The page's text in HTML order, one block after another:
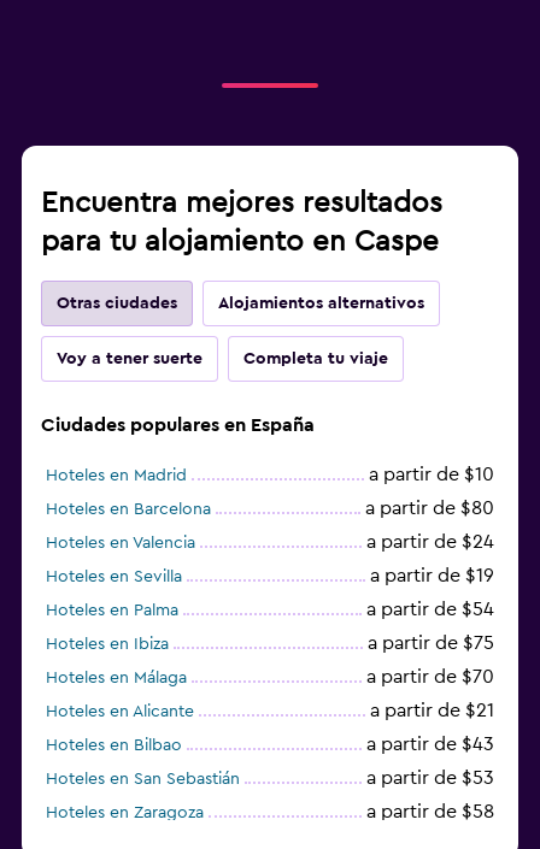
Encuentra mejores resultados
para tu alojamiento en Caspe
Otras ciudades Alojamientos alternativos
Voy a tener suerte Completa tu viaje
Ciudades populares en España
Hoteles en Madrid a partir de $10
Hoteles en Barcelona a partir de $80
Hoteles en Valencia a partir de $24
Hoteles en Sevilla a partir de $19
Hoteles en Palma a partir de $54
Hoteles en Ibiza a partir de $75
Hoteles en Málaga a partir de $70
Hoteles en Alicante a partir de $21
Hoteles en Bilbao a partir de $43
Hoteles en San Sebastián a partir de $53
Hoteles en Zaragoza a partir de $58